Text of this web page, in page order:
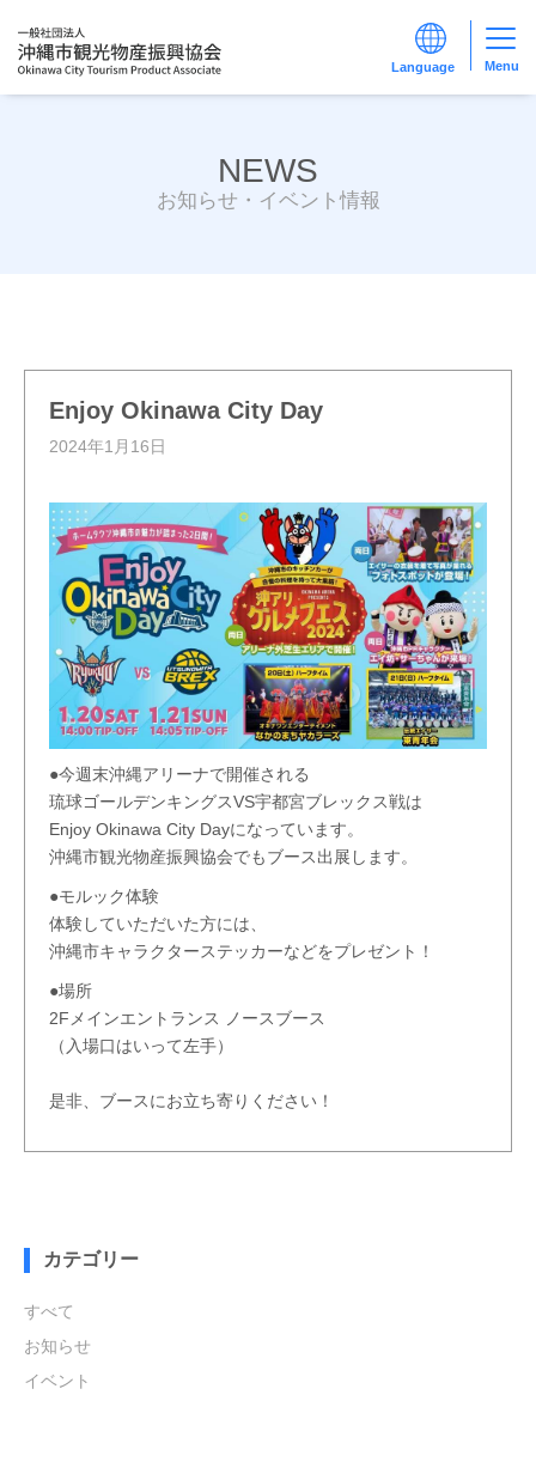
Menu
NEWS
お知らせ・イベント情報
カテゴリー
すべて
お知らせ
イベント
Enjoy Okinawa City Day
2024年1月16日
●今週末沖縄アリーナで開催される
琉球ゴールデンキングスVS宇都宮ブレックス戦は
Enjoy Okinawa City Dayになっています。
沖縄市観光物産振興協会でもブース出展します。
●モルック体験
体験していただいた方には、
沖縄市キャラクターステッカーなどをプレゼント！
●場所
2Fメインエントランス ノースブース
（入場口はいって左手）
是非、ブースにお立ち寄りください！